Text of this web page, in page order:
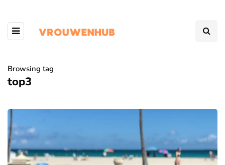
Browsing tag
top3